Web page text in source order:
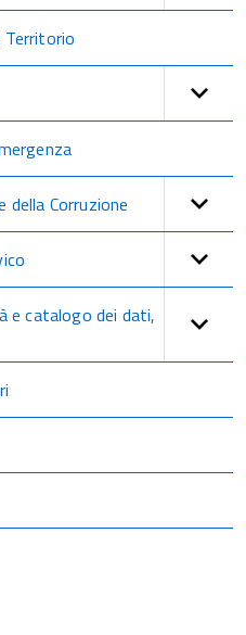
Territorio
Corruzione
e catalogo dei dati,